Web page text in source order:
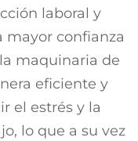
laboral y
mayor confianza
maquinaria de
eficiente y
el estrés y la
lo que a su vez